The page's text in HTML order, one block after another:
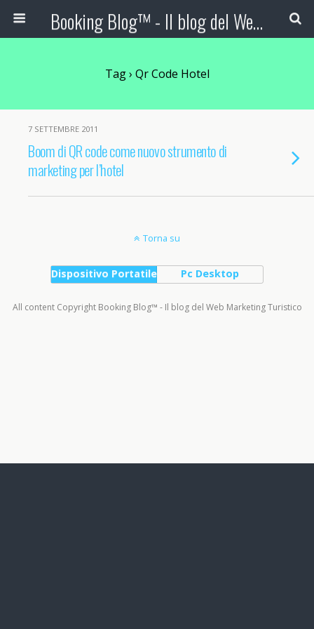
Booking Blog™ - Il blog del Web Marketing Turistico
Tag › Qr Code Hotel
7 SETTEMBRE 2011
Boom di QR code come nuovo strumento di
marketing per l’hotel
Torna su
Dispositivo Portatile Pc Desktop
All content Copyright Booking Blog™ - Il blog del Web Marketing Turistico